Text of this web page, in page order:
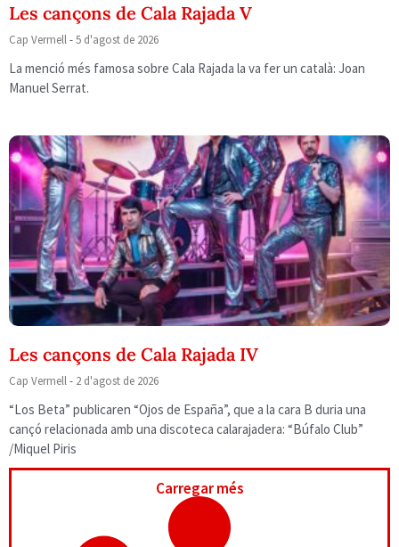
Les cançons de Cala Rajada V
Cap Vermell 5 d'agost de 2026
La menció més famosa sobre Cala Rajada la va fer un català: Joan
Manuel Serrat.
Les cançons de Cala Rajada IV
Cap Vermell 2 d'agost de 2026
“Los Beta” publicaren “Ojos de España”, que a la cara B duria una
cançó relacionada amb una discoteca calarajadera: “Búfalo Club”
/Miquel Piris
Carregar més